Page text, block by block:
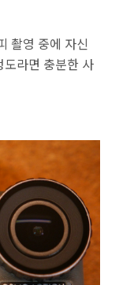
촬영 중에 자신
도라면 충분한 사